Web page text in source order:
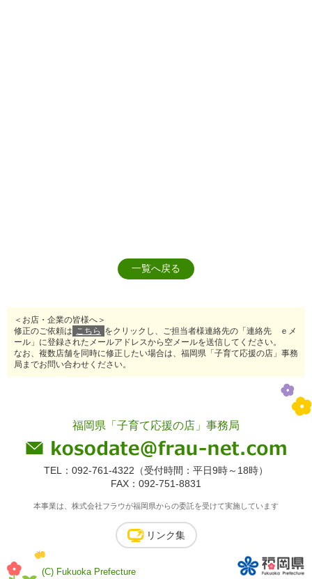
一覧へ戻る
＜お店・企業の皆様へ＞
修正のご依頼は こちら をクリックし、ご担当者様連絡先の「連絡先 ｅメ
ール」に登録されたメールアドレスから空メールを送信してください。
なお、複数店舗を同時に修正したい場合は、福岡県「子育て応援の店」事務
局までお問い合わせください。
福岡県「子育て応援の店」事務局
TEL：092-761-4322（受付時間：平日9時～18時）
FAX：092-751-8831
本事業は、株式会社フラウが福岡県からの委託を受けて実施しています
リンク集
(C) Fukuoka Prefecture